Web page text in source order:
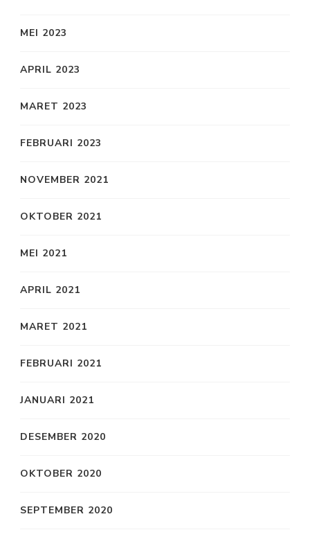
MEI 2023
APRIL 2023
MARET 2023
FEBRUARI 2023
NOVEMBER 2021
OKTOBER 2021
MEI 2021
APRIL 2021
MARET 2021
FEBRUARI 2021
JANUARI 2021
DESEMBER 2020
OKTOBER 2020
SEPTEMBER 2020